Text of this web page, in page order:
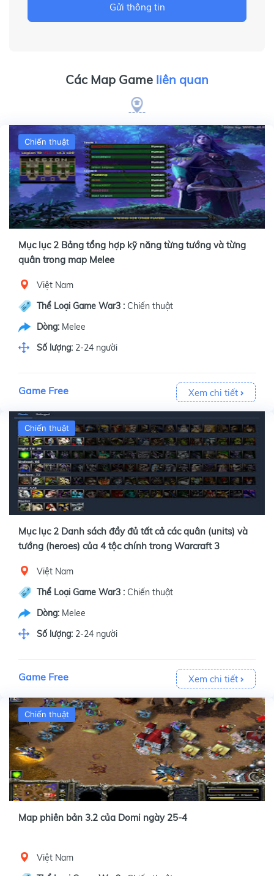
Gửi thông tin
Các Map Game liên quan
Chiến thuật
Mục lục 2 Bảng tổng hợp kỹ năng từng tướng và từng
quân trong map Melee
Việt Nam
Thể Loại Game War3 : Chiến thuật
Dòng: Melee
Số lượng: 2-24 người
Game Free Xem chi tiết
Chiến thuật
Mục lục 2 Danh sách đầy đủ tất cả các quân (units) và
tướng (heroes) của 4 tộc chính trong Warcraft 3
Việt Nam
Thể Loại Game War3 : Chiến thuật
Dòng: Melee
Số lượng: 2-24 người
Game Free Xem chi tiết
Chiến thuật
Map phiên bản 3.2 của Domi ngày 25-4
Việt Nam